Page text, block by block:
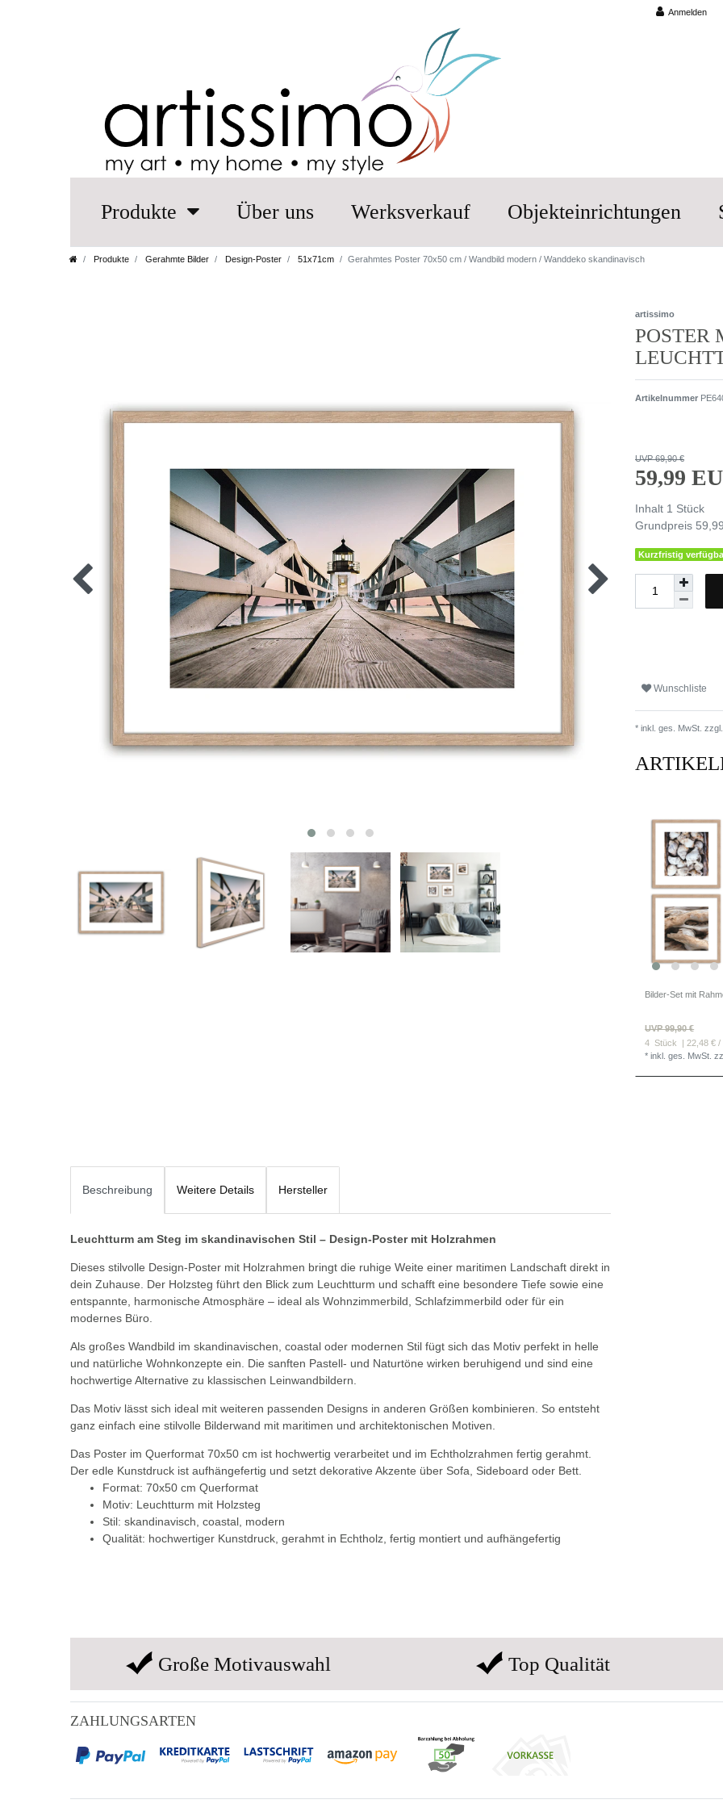
Anmelden
Produkte Über uns Werksverkauf Objekteinrichtungen
Produkte Gerahmte Bilder Design-Poster 51x71cm Gerahmtes Poster 70x50 cm / Wandbild modern / Wanddeko skandinavisch
artissimo
POSTER
Artikelnummer
UVP 69,90 €
59,99
Inhalt 1 Stück
Grundpreis
Kurzfristig
Wunschliste
* inkl. ges. MwSt. zzgl.
UVP 99,90 €
4 Stück
| 22,48 € /
*inkl. ges. MwSt.
Beschreibung Weitere Details Hersteller
Leuchtturm am Steg im skandinavischen Stil – Design-Poster mit Holzrahmen
Dieses stilvolle Design-Poster mit Holzrahmen bringt die ruhige Weite einer maritimen Landschaft direkt in
dein Zuhause. Der Holzsteg führt den Blick zum Leuchtturm und schafft eine besondere Tiefe sowie eine
entspannte, harmonische Atmosphäre – ideal als Wohnzimmerbild, Schlafzimmerbild oder für ein
modernes Büro.
Als großes Wandbild im skandinavischen, coastal oder modernen Stil fügt sich das Motiv perfekt in helle
und natürliche Wohnkonzepte ein. Die sanften Pastell- und Naturtöne wirken beruhigend und sind eine
hochwertige Alternative zu klassischen Leinwandbildern.
Das Motiv lässt sich ideal mit weiteren passenden Designs in anderen Größen kombinieren. So entsteht
ganz einfach eine stilvolle Bilderwand mit maritimen und architektonischen Motiven.
Das Poster im Querformat 70x50 cm ist hochwertig verarbeitet und im Echtholzrahmen fertig gerahmt.
Der edle Kunstdruck ist aufhängefertig und setzt dekorative Akzente über Sofa, Sideboard oder Bett.
Format: 70x50 cm Querformat
Motiv: Leuchtturm mit Holzsteg
Stil: skandinavisch, coastal, modern
Qualität: hochwertiger Kunstdruck, gerahmt in Echtholz, fertig montiert und aufhängefertig
Große Motivauswahl Top Qualität
ZAHLUNGSARTEN